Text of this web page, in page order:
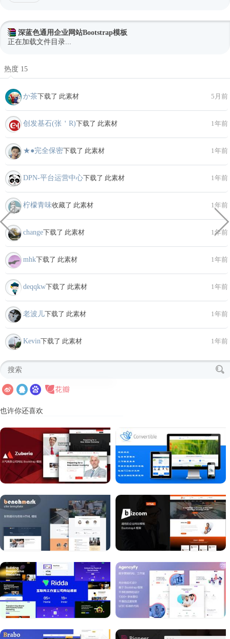
深蓝色通用企业网站Bootstrap模板
正在加载文件目录...
热度 15
か茶下载了 此素材 5月前
创发基石(张＇R)下载了 此素材 1年前
★●完全保密下载了 此素材 1年前
DPN-平台运营中心下载了 此素材 1年前
柠檬青味收藏了 此素材 1年前
change下载了 此素材 1年前
mhk下载了 此素材 1年前
deqqkw下载了 此素材 1年前
老波儿下载了 此素材 1年前
Kevin下载了 此素材 1年前
也许你还喜欢